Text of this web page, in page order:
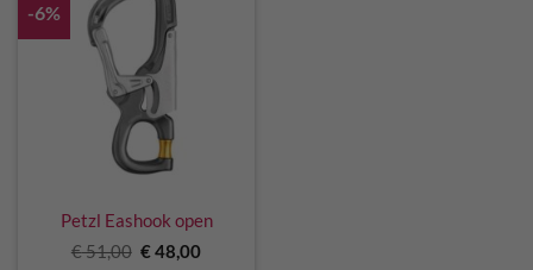
-6%
Petzl Eashook open
€51,00 Ursprünglicher
€48,00Aktueller